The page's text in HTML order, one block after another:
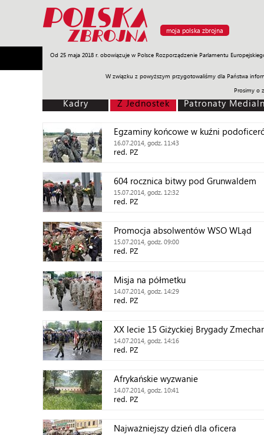
moja polska zbrojna
Od 25 maja 2018 r. obowiązuje w Polsce Rozporządzenie Parlamentu
W związku z powyższym przygotowaliśmy dla Państwa
Prosimy o
Armia Poligon Sprzęt Misje Polityka Prawo
Kadry Z Jednostek Patronaty
Egzaminy końcowe w kuźni
16.07.2014, godz. 11:43
red. PZ
604 rocznica bitwy pod Grunwaldem
15.07.2014, godz. 12:32
red. PZ
Promocja absolwentów WSO WLąd
15.07.2014, godz. 09:00
red. PZ
Misja na półmetku
14.07.2014, godz. 14:29
red. PZ
XX lecie 15 Giżyckiej Brygady
14.07.2014, godz. 14:16
red. PZ
Afrykańskie wyzwanie
14.07.2014, godz. 10:41
red. PZ
Najważniejszy dzień dla oficera